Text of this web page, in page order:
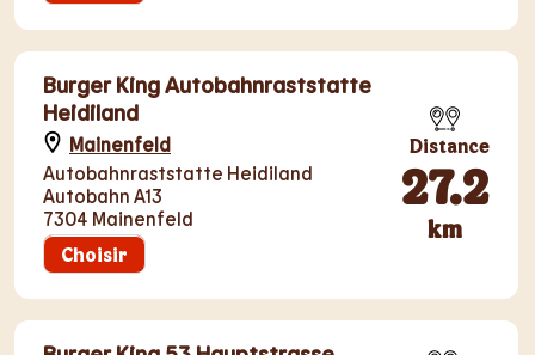
Burger King Autobahnraststatte
Heidiland
Mainenfeld
Autobahnraststatte Heidiland
Autobahn A13
7304 Mainenfeld
Choisir
Distance
27.2
km